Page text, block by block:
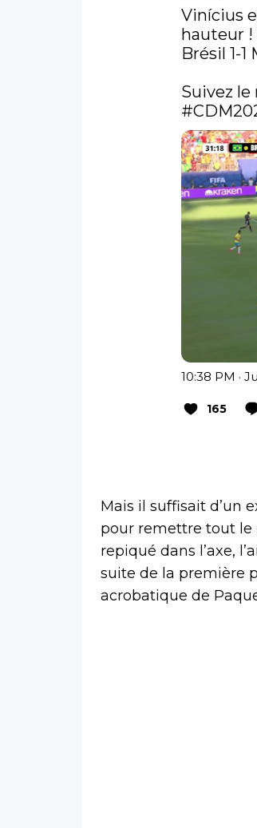
Vinícius
hauteur !
Brésil 1-1
Suivez
10:38 PM ·
165
Mais il suffisait d’un
pour remettre tout le
repiqué dans l’axe,
suite de la première
acrobatique de